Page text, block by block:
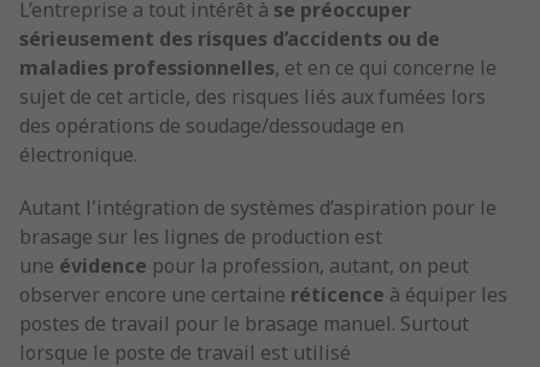
L’entreprise a tout intérêt à se préoccuper
sérieusement des risques d’accidents ou de
maladies professionnelles, et en ce qui concerne le
sujet de cet article, des risques liés aux fumées lors
des opérations de soudage/dessoudage en
électronique.
Autant l'intégration de systèmes d’aspiration pour le
brasage sur les lignes de production est
une évidence pour la profession, autant, on peut
observer encore une certaine réticence à équiper les
postes de travail pour le brasage manuel. Surtout
lorsque le poste de travail est utilisé